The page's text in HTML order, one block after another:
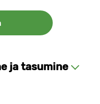
ja tasumine